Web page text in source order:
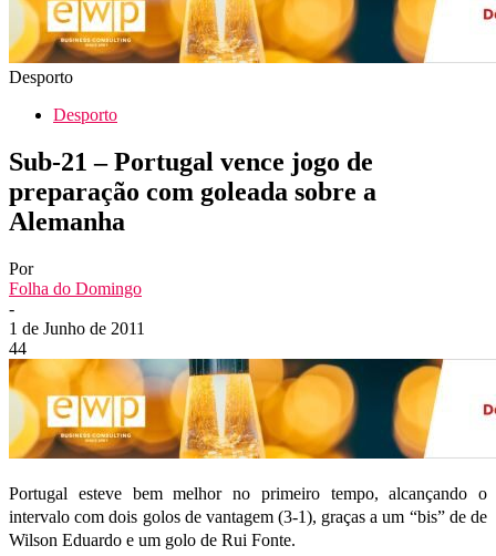
Desporto
Desporto
Sub-21 – Portugal vence jogo de
preparação com goleada sobre a
Alemanha
Por
Folha do Domingo
-
1 de Junho de 2011
44
Portugal esteve bem melhor no primeiro tempo, alcançando o
intervalo com dois golos de vantagem (3-1), graças a um “bis” de de
Wilson Eduardo e um golo de Rui Fonte.